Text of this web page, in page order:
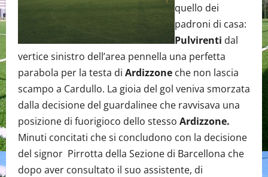
quello dei
padroni di casa:
Pulvirenti dal
vertice sinistro dell’area pennella una perfetta
parabola per la testa di Ardizzone che non lascia
scampo a Cardullo. La gioia del gol veniva smorzata
dalla decisione del guardalinee che ravvisava una
posizione di fuorigioco dello stesso Ardizzone.
Minuti concitati che si concludono con la decisione
del signor Pirrotta della Sezione di Barcellona che
dopo aver consultato il suo assistente, di